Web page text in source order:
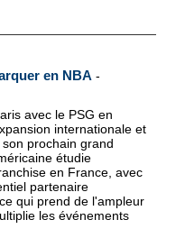
en NBA -
avec le PSG en
internationale et
prochain grand
étudie
en France, avec
partenaire
qui prend de l'ampleur
les événements